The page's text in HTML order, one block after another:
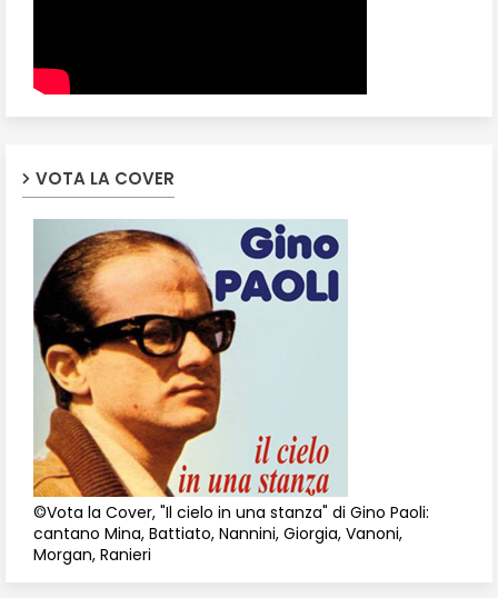
VOTA LA COVER
©Vota la Cover, "Il cielo in una stanza" di Gino Paoli:
cantano Mina, Battiato, Nannini, Giorgia, Vanoni,
Morgan, Ranieri